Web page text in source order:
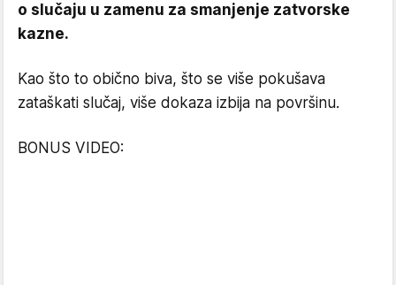
o slučaju u zamenu za smanjenje zatvorske
kazne.
Kao što to obično biva, što se više pokušava
zataškati slučaj, više dokaza izbija na površinu.
BONUS VIDEO: